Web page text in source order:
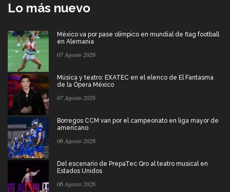
Lo más nuevo
México va por pase olímpico en mundial de flag football
en Alemania
07 Agosto 2026
Música y teatro: EXATEC en el elenco de El Fantasma
de la Ópera México
07 Agosto 2026
Borregos CCM van por el campeonato en liga mayor de
americano
06 Agosto 2026
Del escenario de PrepaTec Qro al teatro musical en
Estados Unidos
06 Agosto 2026